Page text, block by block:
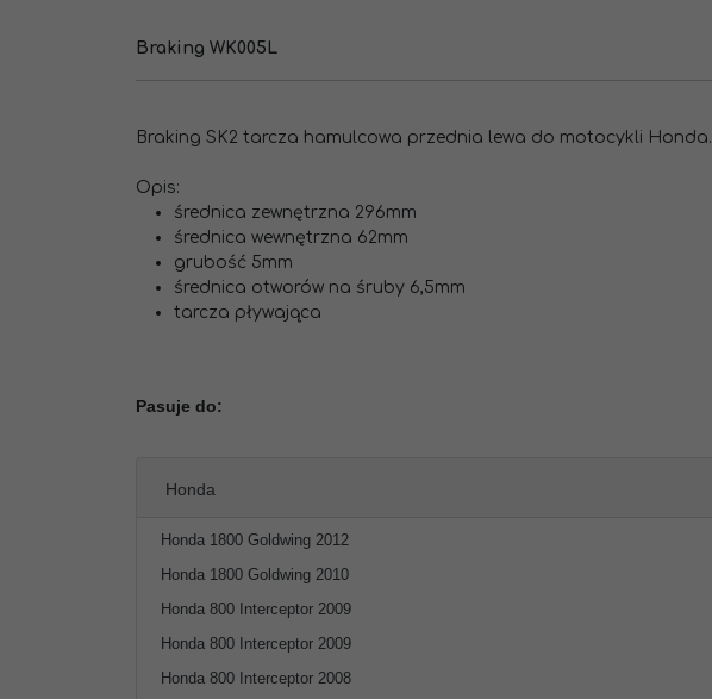
Braking WK005L
Braking SK2 tarcza hamulcowa przednia lewa do motocykli Honda.
Opis:
średnica zewnętrzna 296mm
średnica wewnętrzna 62mm
grubość 5mm
średnica otworów na śruby 6,5mm
tarcza pływająca
Pasuje do:
Honda
Honda 1800 Goldwing 2012
Honda 1800 Goldwing 2010
Honda 800 Interceptor 2009
Honda 800 Interceptor 2009
Honda 800 Interceptor 2008